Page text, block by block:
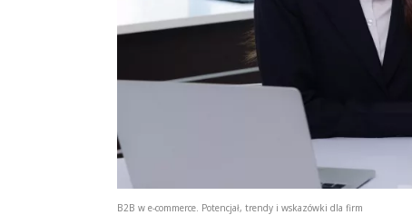
B2B w e-commerce. Potencjał, trendy i wskazówki dla firm